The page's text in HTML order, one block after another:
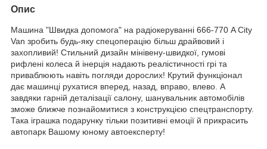
Опис
Машина "Швидка допомога" на радіокеруванні 666-770 A City
Van зробить будь-яку спецоперацію більш драйвовий і
захопливий! Стильний дизайн мінівену-швидкої, гумові
рифлені колеса й інерція надають реалістичності грі та
приваблюють навіть погляди дорослих! Крутий функціонал
дає машинці рухатися вперед, назад, вправо, влево. А
завдяки гарній деталізації салону, шанувальник автомобілів
зможе ближче познайомитися з конструкцією спецтранспорту.
Така іграшка подарунку тільки позитивні емоції й прикрасить
автопарк Вашому юному автоексперту!